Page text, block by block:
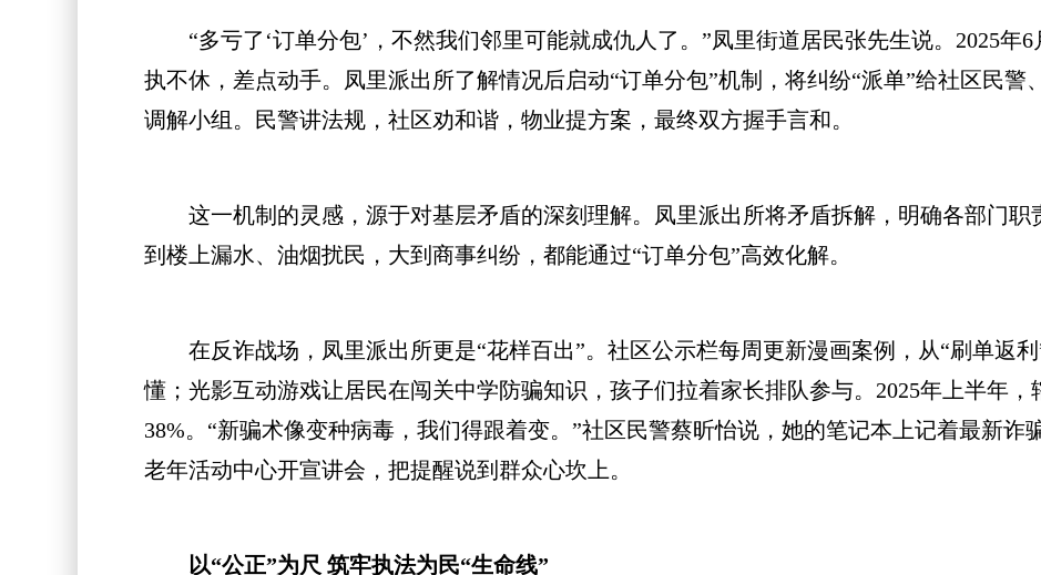
“多亏了‘订单分包’，不然我们邻里可能就成仇人了。”凤里街道居民张先生说。2025年
执不休，差点动手。凤里派出所了解情况后启动“订单分包”机制，将纠纷“派单”给社区民警
调解小组。民警讲法规，社区劝和谐，物业提方案，最终双方握手言和。
这一机制的灵感，源于对基层矛盾的深刻理解。凤里派出所将矛盾拆解，明确各部门职
到楼上漏水、油烟扰民，大到商事纠纷，都能通过“订单分包”高效化解。
在反诈战场，凤里派出所更是“花样百出”。社区公示栏每周更新漫画案例，从“刷单返利
懂；光影互动游戏让居民在闯关中学防骗知识，孩子们拉着家长排队参与。2025年上半年
38%。“新骗术像变种病毒，我们得跟着变。”社区民警蔡昕怡说，她的笔记本上记着最新诈
老年活动中心开宣讲会，把提醒说到群众心坎上。
以“公正”为尺 筑牢执法为民“生命线”